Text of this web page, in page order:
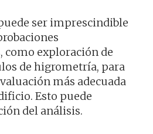
ser imprescindible
exploración de
de higrometría, para
más adecuada
Esto puede
del análisis.